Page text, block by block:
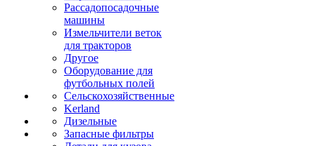
Рассадопосадочные
машины
Измельчители веток
для тракторов
Другое
Оборудование для
футбольных полей
Сельскохозяйственные
Kerland
Дизельные
Запасные фильтры